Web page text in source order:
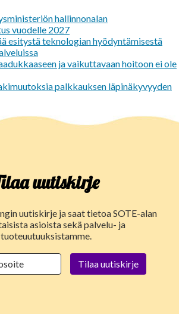
hallinnonalan
vuodelle 2027
esitystä teknologian hyödyntämisestä
ja vaikuttavaan hoitoon ei ole
palkkauksen läpinäkyvyyden
uutiskirje
uutiskirje ja saat tietoa SOTE-alan
asioista sekä palvelu- ja
tuoteuutuuksistamme.